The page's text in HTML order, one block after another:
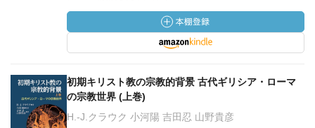
初期キリスト教の宗教的背景 古代ギリシア・ローマ
の宗教世界 (上巻)
H.‐J.クラウク 小河陽 吉田忍 山野貴彦